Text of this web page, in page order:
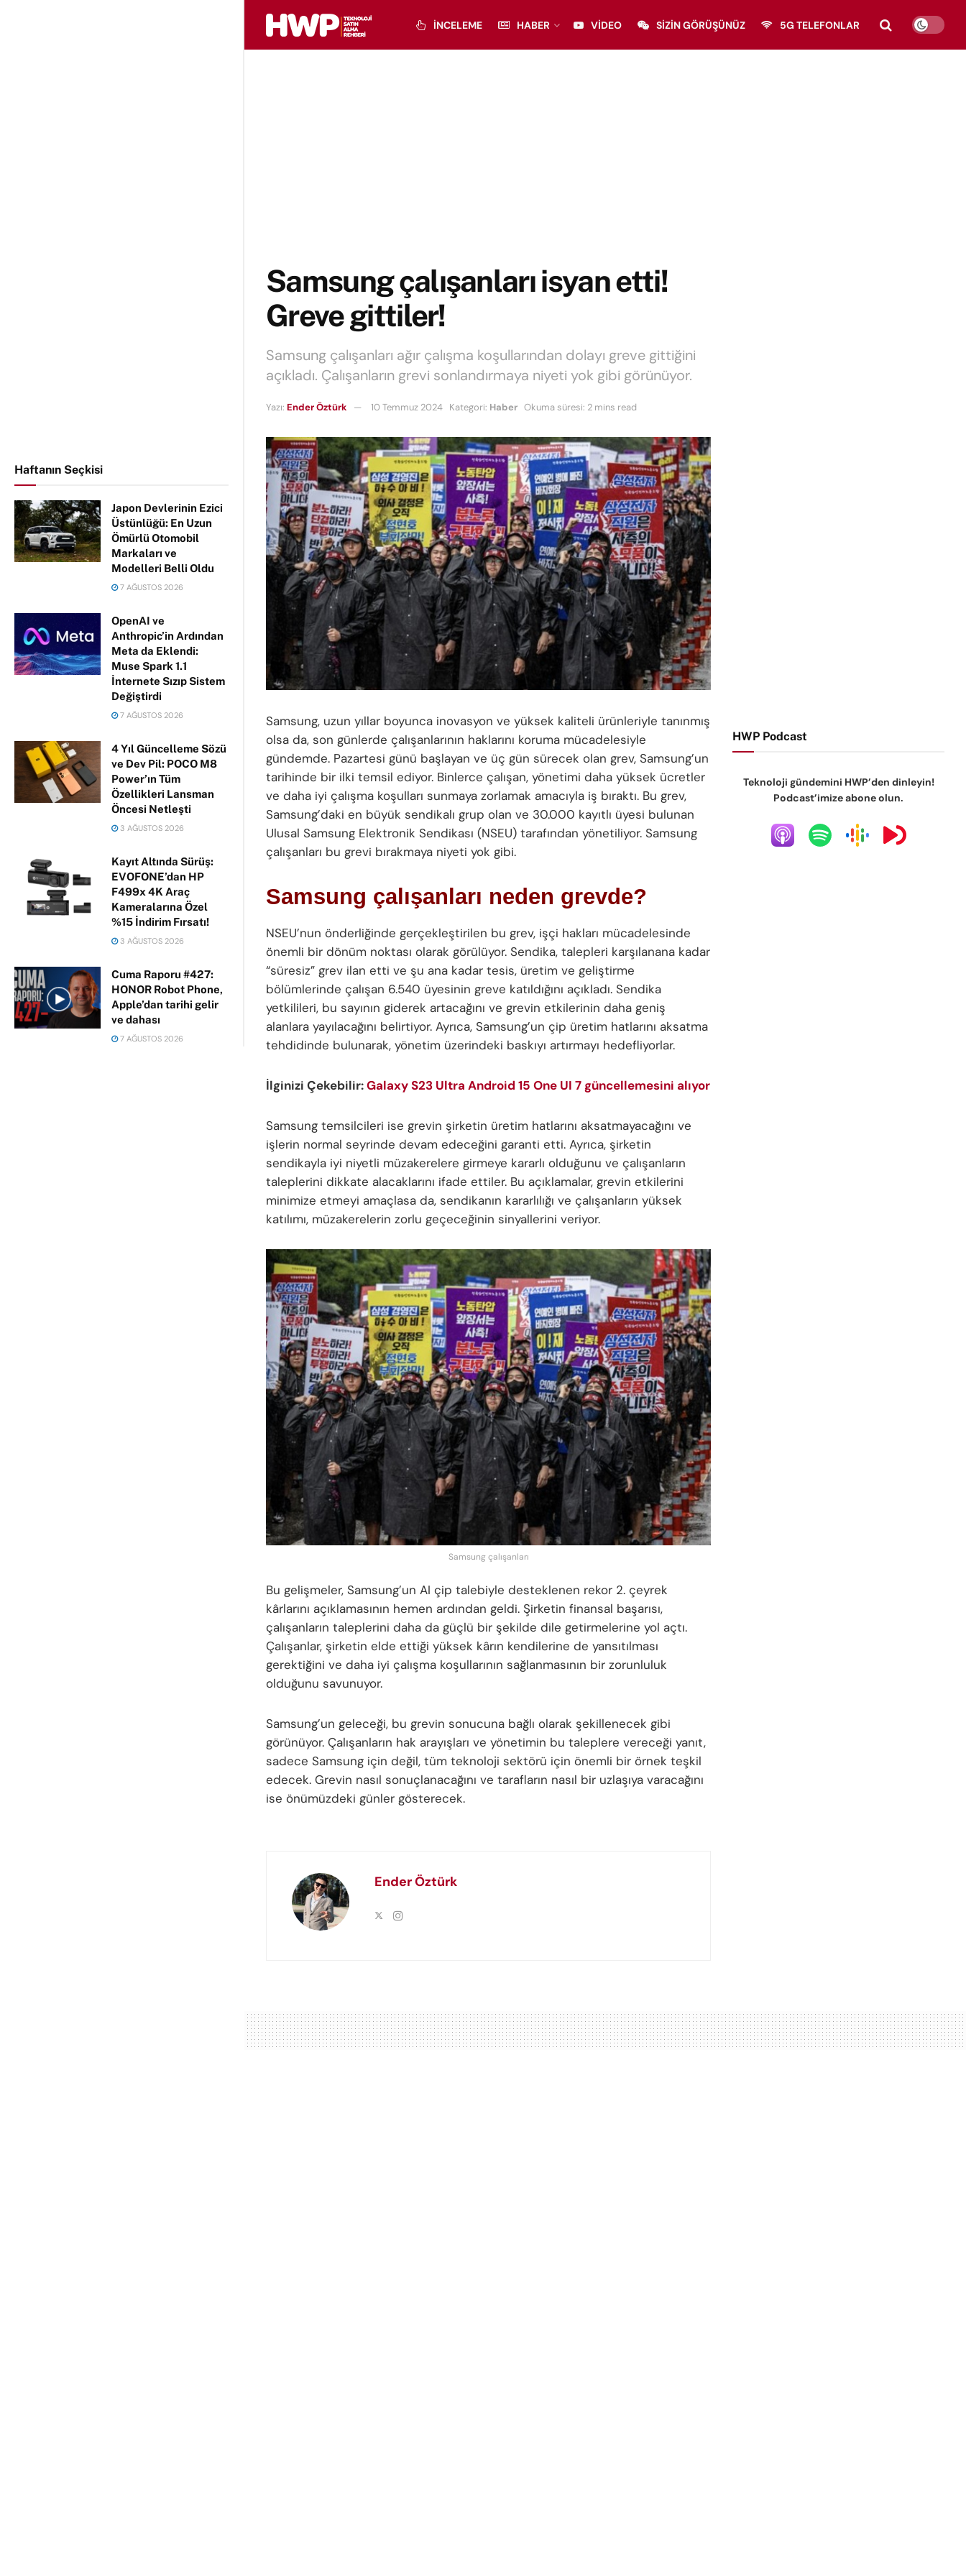
Haftanın Seçkisi
Japon Devlerinin Ezici
Üstünlüğü: En Uzun
Ömürlü Otomobil
Markaları ve
Modelleri Belli Oldu
7 AĞUSTOS 2026
OpenAI ve
Anthropic’in Ardından
Meta da Eklendi:
Muse Spark 1.1
İnternete Sızıp Sistem
Değiştirdi
7 AĞUSTOS 2026
4 Yıl Güncelleme Sözü
ve Dev Pil: POCO M8
Power’ın Tüm
Özellikleri Lansman
Öncesi Netleşti
3 AĞUSTOS 2026
Kayıt Altında Sürüş:
EVOFONE’dan HP
F499x 4K Araç
Kameralarına Özel
%15 İndirim Fırsatı!
3 AĞUSTOS 2026
Cuma Raporu #427:
HONOR Robot Phone,
Apple’dan tarihi gelir
ve dahası
7 AĞUSTOS 2026
İNCELEME HABER VIDEO SIZIN GÖRÜŞÜNÜZ 5G TELEFONLAR
Samsung çalışanları isyan etti!
Greve gittiler!
Samsung çalışanları ağır çalışma koşullarından dolayı greve gittiğini
açıkladı. Çalışanların grevi sonlandırmaya niyeti yok gibi görünüyor.
Yazı: Ender Öztürk 10 Temmuz 2024 Kategori: Haber Okuma süresi: 2 mins read
Samsung, uzun yıllar boyunca inovasyon ve yüksek kaliteli ürünleriyle tanınmış
olsa da, son günlerde çalışanlarının haklarını koruma mücadelesiyle
gündemde. Pazartesi günü başlayan ve üç gün sürecek olan grev, Samsung’un
tarihinde bir ilki temsil ediyor. Binlerce çalışan, yönetimi daha yüksek ücretler
ve daha iyi çalışma koşulları sunmaya zorlamak amacıyla iş bıraktı. Bu grev,
Samsung’daki en büyük sendikalı grup olan ve 30.000 kayıtlı üyesi bulunan
Ulusal Samsung Elektronik Sendikası (NSEU) tarafından yönetiliyor. Samsung
çalışanları bu grevi bırakmaya niyeti yok gibi.
Samsung çalışanları neden grevde?
NSEU’nun önderliğinde gerçekleştirilen bu grev, işçi hakları mücadelesinde
önemli bir dönüm noktası olarak görülüyor. Sendika, talepleri karşılanana kadar
“süresiz” grev ilan etti ve şu ana kadar tesis, üretim ve geliştirme
bölümlerinde çalışan 6.540 üyesinin greve katıldığını açıkladı. Sendika
yetkilileri, bu sayının giderek artacağını ve grevin etkilerinin daha geniş
alanlara yayılacağını belirtiyor. Ayrıca, Samsung’un çip üretim hatlarını aksatma
tehdidinde bulunarak, yönetim üzerindeki baskıyı artırmayı hedefliyorlar.
İlginizi Çekebilir:Galaxy S23 Ultra Android 15 One UI 7 güncellemesini alıyor
Samsung temsilcileri ise grevin şirketin üretim hatlarını aksatmayacağını ve
işlerin normal seyrinde devam edeceğini garanti etti. Ayrıca, şirketin
sendikayla iyi niyetli müzakerelere girmeye kararlı olduğunu ve çalışanların
taleplerini dikkate alacaklarını ifade ettiler. Bu açıklamalar, grevin etkilerini
minimize etmeyi amaçlasa da, sendikanın kararlılığı ve çalışanların yüksek
katılımı, müzakerelerin zorlu geçeceğinin sinyallerini veriyor.
Samsung çalışanları
Bu gelişmeler, Samsung’un AI çip talebiyle desteklenen rekor 2. çeyrek
kârlarını açıklamasının hemen ardından geldi. Şirketin finansal başarısı,
çalışanların taleplerini daha da güçlü bir şekilde dile getirmelerine yol açtı.
Çalışanlar, şirketin elde ettiği yüksek kârın kendilerine de yansıtılması
gerektiğini ve daha iyi çalışma koşullarının sağlanmasının bir zorunluluk
olduğunu savunuyor.
Samsung’un geleceği, bu grevin sonucuna bağlı olarak şekillenecek gibi
görünüyor. Çalışanların hak arayışları ve yönetimin bu taleplere vereceği yanıt,
sadece Samsung için değil, tüm teknoloji sektörü için önemli bir örnek teşkil
edecek. Grevin nasıl sonuçlanacağını ve tarafların nasıl bir uzlaşıya varacağını
ise önümüzdeki günler gösterecek.
Ender Öztürk
HWP Podcast
Teknoloji gündemini HWP’den dinleyin!
Podcast’imize abone olun.